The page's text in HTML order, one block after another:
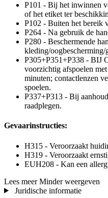
P101 - Bij het inwinnen
of het etiket ter
P102 - Buiten het bereik
P264 - Na gebruik de
P280 - Beschermende
kleding/oogbescherming/
P305+P351+P338 -
voorzichtig afspoelen
minuten; contactlenzen
spoelen.
P337+P313 - Bij
raadplegen.
Gevaarinstructies:
H315 - Veroorzaakt
H319 - Veroorzaakt
EUH208 - Kan een
Lees meer Minder weergeven
Juridische informatie